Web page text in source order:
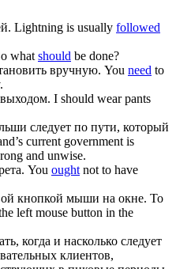
Lightning is usually followed
whatshould be done?
вручную. You need to
I should wear pants
следует по пути, который
current government is
and unwise.
You oughtnot to have
кнопкой мыши на окне. To
left mouse button in the
когда и насколько следует
клиентов,